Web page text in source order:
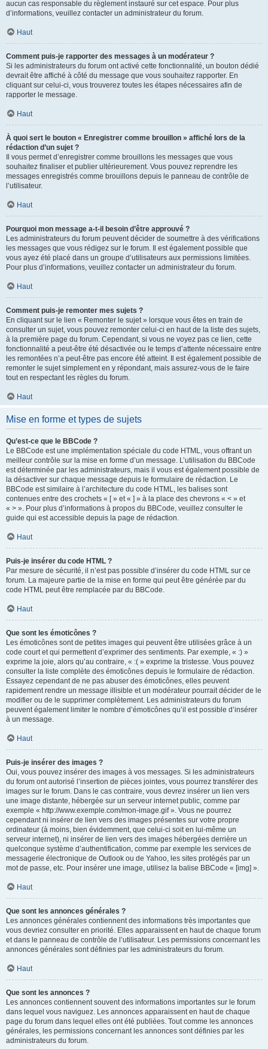
aucun cas responsable du règlement instauré sur cet espace. Pour plus
d’informations, veuillez contacter un administrateur du forum.
Haut
Comment puis-je rapporter des messages à un modérateur ?
Si les administrateurs du forum ont activé cette fonctionnalité, un bouton dédié
devrait être affiché à côté du message que vous souhaitez rapporter. En
cliquant sur celui-ci, vous trouverez toutes les étapes nécessaires afin de
rapporter le message.
Haut
À quoi sert le bouton « Enregistrer comme brouillon » affiché lors de la
rédaction d’un sujet ?
Il vous permet d’enregistrer comme brouillons les messages que vous
souhaitez finaliser et publier ultérieurement. Vous pouvez reprendre les
messages enregistrés comme brouillons depuis le panneau de contrôle de
l’utilisateur.
Haut
Pourquoi mon message a-t-il besoin d’être approuvé ?
Les administrateurs du forum peuvent décider de soumettre à des vérifications
les messages que vous rédigez sur le forum. Il est également possible que
vous ayez été placé dans un groupe d’utilisateurs aux permissions limitées.
Pour plus d’informations, veuillez contacter un administrateur du forum.
Haut
Comment puis-je remonter mes sujets ?
En cliquant sur le lien « Remonter le sujet » lorsque vous êtes en train de
consulter un sujet, vous pouvez remonter celui-ci en haut de la liste des sujets,
à la première page du forum. Cependant, si vous ne voyez pas ce lien, cette
fonctionnalité a peut-être été désactivée ou le temps d’attente nécessaire entre
les remontées n’a peut-être pas encore été atteint. Il est également possible de
remonter le sujet simplement en y répondant, mais assurez-vous de le faire
tout en respectant les règles du forum.
Haut
Mise en forme et types de sujets
Qu’est-ce que le BBCode ?
Le BBCode est une implémentation spéciale du code HTML, vous offrant un
meilleur contrôle sur la mise en forme d’un message. L’utilisation du BBCode
est déterminée par les administrateurs, mais il vous est également possible de
la désactiver sur chaque message depuis le formulaire de rédaction. Le
BBCode est similaire à l’architecture du code HTML, les balises sont
contenues entre des crochets « [ » et « ] » à la place des chevrons « < » et
« > ». Pour plus d’informations à propos du BBCode, veuillez consulter le
guide qui est accessible depuis la page de rédaction.
Haut
Puis-je insérer du code HTML ?
Par mesure de sécurité, il n’est pas possible d’insérer du code HTML sur ce
forum. La majeure partie de la mise en forme qui peut être générée par du
code HTML peut être remplacée par du BBCode.
Haut
Que sont les émoticônes ?
Les émoticônes sont de petites images qui peuvent être utilisées grâce à un
code court et qui permettent d’exprimer des sentiments. Par exemple, « :) »
exprime la joie, alors qu’au contraire, « :( » exprime la tristesse. Vous pouvez
consulter la liste complète des émoticônes depuis le formulaire de rédaction.
Essayez cependant de ne pas abuser des émoticônes, elles peuvent
rapidement rendre un message illisible et un modérateur pourrait décider de le
modifier ou de le supprimer complètement. Les administrateurs du forum
peuvent également limiter le nombre d’émoticônes qu’il est possible d’insérer
à un message.
Haut
Puis-je insérer des images ?
Oui, vous pouvez insérer des images à vos messages. Si les administrateurs
du forum ont autorisé l’insertion de pièces jointes, vous pourrez transférer des
images sur le forum. Dans le cas contraire, vous devrez insérer un lien vers
une image distante, hébergée sur un serveur internet public, comme par
exemple « http://www.exemple.com/mon-image.gif ». Vous ne pourrez
cependant ni insérer de lien vers des images présentes sur votre propre
ordinateur (à moins, bien évidemment, que celui-ci soit en lui-même un
serveur internet), ni insérer de lien vers des images hébergées derrière un
quelconque système d’authentification, comme par exemple les services de
messagerie électronique de Outlook ou de Yahoo, les sites protégés par un
mot de passe, etc. Pour insérer une image, utilisez la balise BBCode « [img] ».
Haut
Que sont les annonces générales ?
Les annonces générales contiennent des informations très importantes que
vous devriez consulter en priorité. Elles apparaissent en haut de chaque forum
et dans le panneau de contrôle de l’utilisateur. Les permissions concernant les
annonces générales sont définies par les administrateurs du forum.
Haut
Que sont les annonces ?
Les annonces contiennent souvent des informations importantes sur le forum
dans lequel vous naviguez. Les annonces apparaissent en haut de chaque
page du forum dans lequel elles ont été publiées. Tout comme les annonces
générales, les permissions concernant les annonces sont définies par les
administrateurs du forum.